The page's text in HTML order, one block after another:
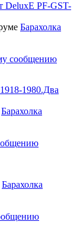
DeluxE PF-GST-
Барахолка
сообщению
1980.Два
Барахолка
Барахолка